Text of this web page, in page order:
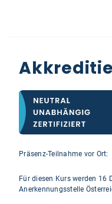
Präsenz-Teilnahme vor Ort:
Für diesen Kurs werden 16
Anerkennungsstelle